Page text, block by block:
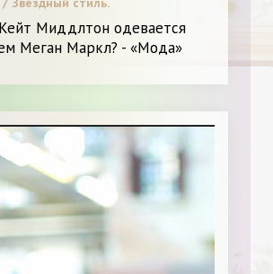
Миддлтон одевается
Меган Маркл? - «Мода»